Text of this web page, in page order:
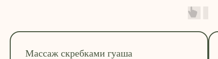
Массаж скребками гуаша